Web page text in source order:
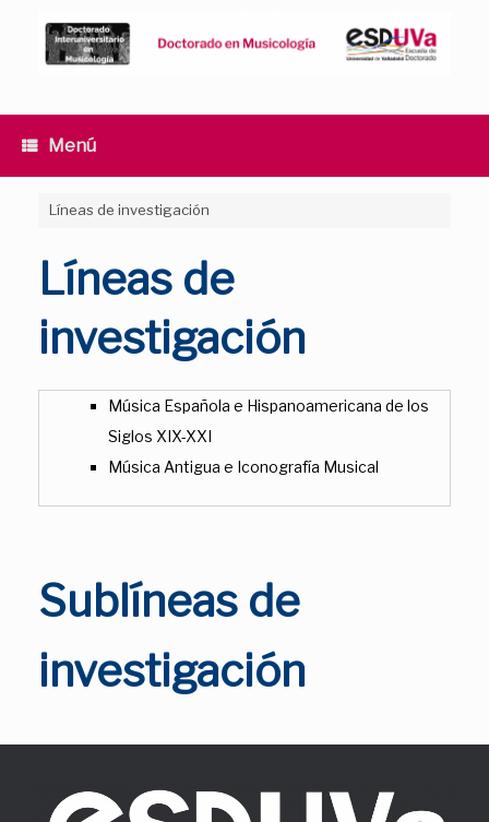
contenido
Menú
Líneas de investigación
Líneas de
investigación
Música Española e Hispanoamericana de los
Siglos XIX-XXI
Música Antigua e Iconografía Musical
Sublíneas de
investigación